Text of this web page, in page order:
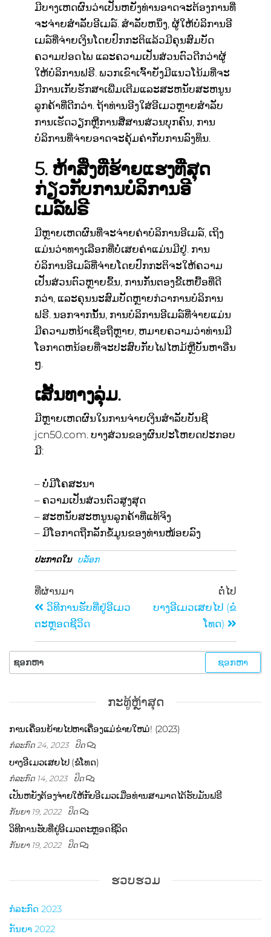
ມີບາງເຫດຜົນວ່າເປັນຫຍັງທ່ານອາດຈະຕ້ອງການທີ່
ຈະຈ່າຍສໍາລັບອີເມລ໌. ສໍາລັບຫນຶ່ງ, ຜູ້ໃຫ້ບໍລິການອີ
ເມລ໌ທີ່ຈ່າຍເງິນໂດຍປົກກະຕິແລ້ວມີຄຸນສົມບັດ
ຄວາມປອດໄພ ແລະຄວາມເປັນສ່ວນຕົວດີກວ່າຜູ້
ໃຫ້ບໍລິການຟຣີ. ພວກເຂົາເຈົ້າຍັງມີແນວໂນ້ມທີ່ຈະ
ມີການເກັບຮັກສາເພີ່ມເຕີມແລະສະຫນັບສະຫນູນ
ລູກຄ້າທີ່ດີກວ່າ. ຖ້າທ່ານອີງໃສ່ອີເມວຫຼາຍສໍາລັບ
ການເຮັດວຽກຫຼືການສື່ສານສ່ວນບຸກຄົນ, ການ
ບໍລິການທີ່ຈ່າຍອາດຈະຄຸ້ມຄ່າກັບການລົງທຶນ.
5. ຫ້າສິ່ງທີ່ຮ້າຍແຮງທີ່ສຸດ
ກ່ຽວກັບການບໍລິການອີ
ເມລ໌ຟຣີ
ມີຫຼາຍເຫດຜົນທີ່ຈະຈ່າຍຄ່າບໍລິການອີເມລ໌, ເຖິງ
ແມ່ນວ່າທາງເລືອກທີ່ບໍ່ເສຍຄ່າແມ່ນມີຢູ່. ການ
ບໍລິການອີເມລ໌ທີ່ຈ່າຍໂດຍປົກກະຕິຈະໃຫ້ຄວາມ
ເປັນສ່ວນຕົວຫຼາຍຂຶ້ນ, ການກັ່ນຕອງຂີ້ເຫຍື້ອທີ່ດີ
ກວ່າ, ແລະຄຸນນະສົມບັດຫຼາຍກ່ວາການບໍລິການ
ຟຣີ. ນອກຈາກນັ້ນ, ການບໍລິການອີເມລ໌ທີ່ຈ່າຍແມ່ນ
ມີຄວາມຫນ້າເຊື່ອຖືຫຼາຍ, ຫມາຍຄວາມວ່າທ່ານມີ
ໂອກາດຫນ້ອຍທີ່ຈະປະສົບກັບໄຟໄຫມ້ຫຼືບັນຫາອື່ນ
ໆ.
ເສັ້ນທາງລຸ່ມ.
ມີຫຼາຍເຫດຜົນໃນການຈ່າຍເງິນສໍາລັບບັນຊີ
jcn50.com. ບາງສ່ວນຂອງຜົນປະໂຫຍດປະກອບ
ມີ:
– ບໍ່ມີໂຄສະນາ
– ຄວາມເປັນສ່ວນຕົວສູງສຸດ
– ສະຫນັບສະຫນູນລູກຄ້າທີ່ແທ້ຈິງ
– ມີໂອກາດຖືກລັກຂໍ້ມູນຂອງທ່ານໜ້ອຍລົງ
ປະກາດໃນ ບລັອກ
ທີ່ຜ່ານມາ
ວິທີການຮັບທີ່ຢູ່ອີເມວ
ຕະຫຼອດຊີວິດ
ຕໍ່ໄປ
ບາງອີເມວເສຍໄປ (ຂໍ​
ໂທດ)
ກະ​ທູ້​ຫຼ້າ​ສຸດ
ການເຄື່ອນຍ້າຍໄປຫາເຄື່ອງແມ່ຂ່າຍໃຫມ່! (2023)
ກໍລະກົດ 24, 2023 ປິດ
ບາງອີເມວເສຍໄປ (ຂໍ​ໂທດ)
ກໍລະກົດ 14, 2023 ປິດ
ເປັນຫຍັງຕ້ອງຈ່າຍໃຫ້ກັບອີເມວເມື່ອທ່ານສາມາດໄດ້ຮັບມັນຟຣີ
ກັນຍາ 19, 2022 ປິດ
ວິທີການຮັບທີ່ຢູ່ອີເມວຕະຫຼອດຊີວິດ
ກັນຍາ 19, 2022 ປິດ
ຮວບຮວມ
ກໍລະກົດ 2023
ກັນຍາ 2022